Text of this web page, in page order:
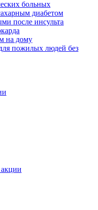
больных
диабетом
после инсульта
на дому
пожилых людей без